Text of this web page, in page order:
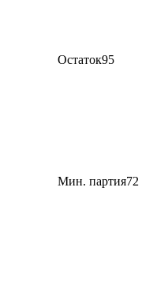
Остаток95
Мин. партия72